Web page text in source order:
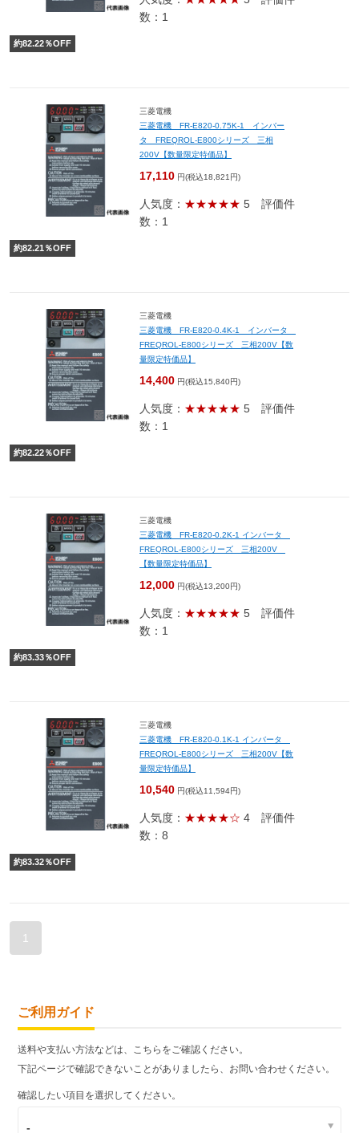
数：1
約82.22％OFF
三菱電機
三菱電機 FR-E820-0.75K-1 インバー
タ FREQROL-E800シリーズ 三相
200V【数量限定特価品】
17,110 円(税込18,821円)
人気度： ★★★★★ 5 評価件
数：1
約82.21 ％OFF
三菱電機
三菱電機 FR-E820-0.4K-1 インバータ
FREQROL-E800シリーズ 三相200V【数
量限定特価品】
14,400 円(税込15,840円)
人気度： ★★★★★ 5 評価件
数：1
約82.22％OFF
三菱電機
三菱電機 FR-E820-0.2K-1 インバータ
FREQROL-E800シリーズ 三相200V
【数量限定特価品】
12,000 円(税込13,200円)
人気度： ★★★★★ 5 評価件
数：1
約83.33％OFF
三菱電機
三菱電機 FR-E820-0.1K-1 インバータ
FREQROL-E800シリーズ 三相200V【数
量限定特価品】
10,540 円(税込11,594円)
人気度： ★★★★☆ 4 評価件
数：8
約83.32％OFF
1
ご利用ガイド
送料や支払い方法などは、こちらをご確認ください。
下記ページで確認できないことがありましたら、お問い合わせください。
確認したい項目を選択してください。